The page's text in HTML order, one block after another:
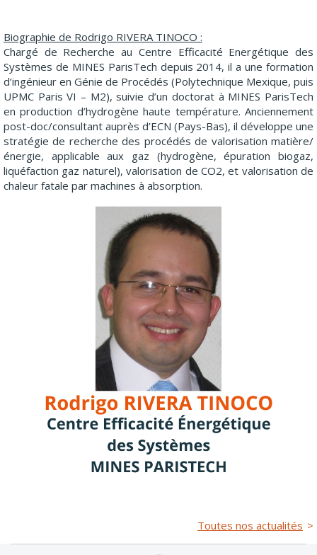
Biographie de Rodrigo RIVERA TINOCO :
Chargé de Recherche au Centre Efficacité Energétique des
Systèmes de MINES ParisTech depuis 2014, il a une formation
d’ingénieur en Génie de Procédés (Polytechnique Mexique, puis
UPMC Paris VI – M2), suivie d’un doctorat à MINES ParisTech
en production d’hydrogène haute température. Anciennement
post-doc/consultant auprès d’ECN (Pays-Bas), il développe une
stratégie de recherche des procédés de valorisation matière/
énergie, applicable aux gaz (hydrogène, épuration biogaz,
liquéfaction gaz naturel), valorisation de CO2, et valorisation de
chaleur fatale par machines à absorption.
Toutes nos actualités